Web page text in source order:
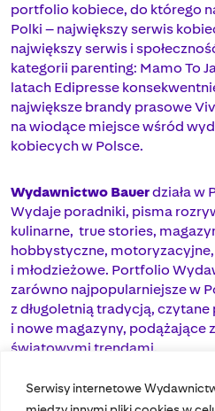
Serwisy internetowe
portfolio kobiece, do którego
Polki – największy serwis
największy serwis i
kategorii parenting: Mamo To
latach Edipresse
największe brandy prasowe
na wiodące miejsce wśród
kobiecych w Polsce.
Wydawnictwo Bauerdziała w
Wydaje poradniki, pisma
kulinarne, true stories,
hobbystyczne,
i młodzieżowe. Portfolio
zarówno najpopularniejsze w
z długoletnią tradycją,
i nowe magazyny, podążające
światowymi trendami.